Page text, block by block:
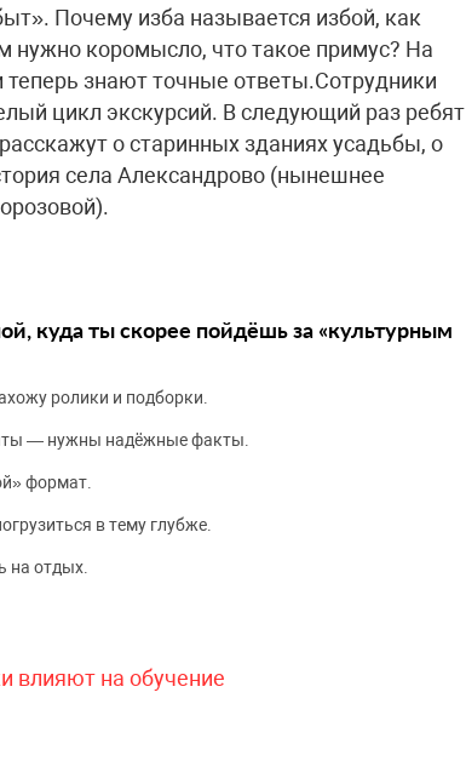
Почему изба называется избой, как
нужно коромысло, что такое примус? На
знают точные ответы.Сотрудники
цикл экскурсий. В следующий раз ребят
о старинных зданиях усадьбы, о
села Александрово (нынешнее
куда ты скорее пойдёшь за «культурным
ролики и подборки.
— нужны надёжные факты.
формат.
в тему глубже.
на отдых.
влияют на обучение